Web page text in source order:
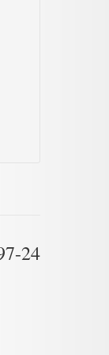
24